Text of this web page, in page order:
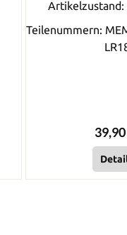
Teilenummern: